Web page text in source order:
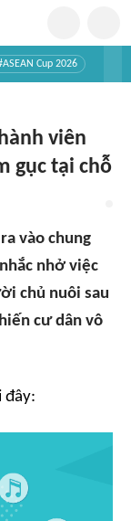
Cup 2026
viên
gục tại chỗ
vào chung
nhở việc
chủ nuôi sau
cư dân vô
đây: